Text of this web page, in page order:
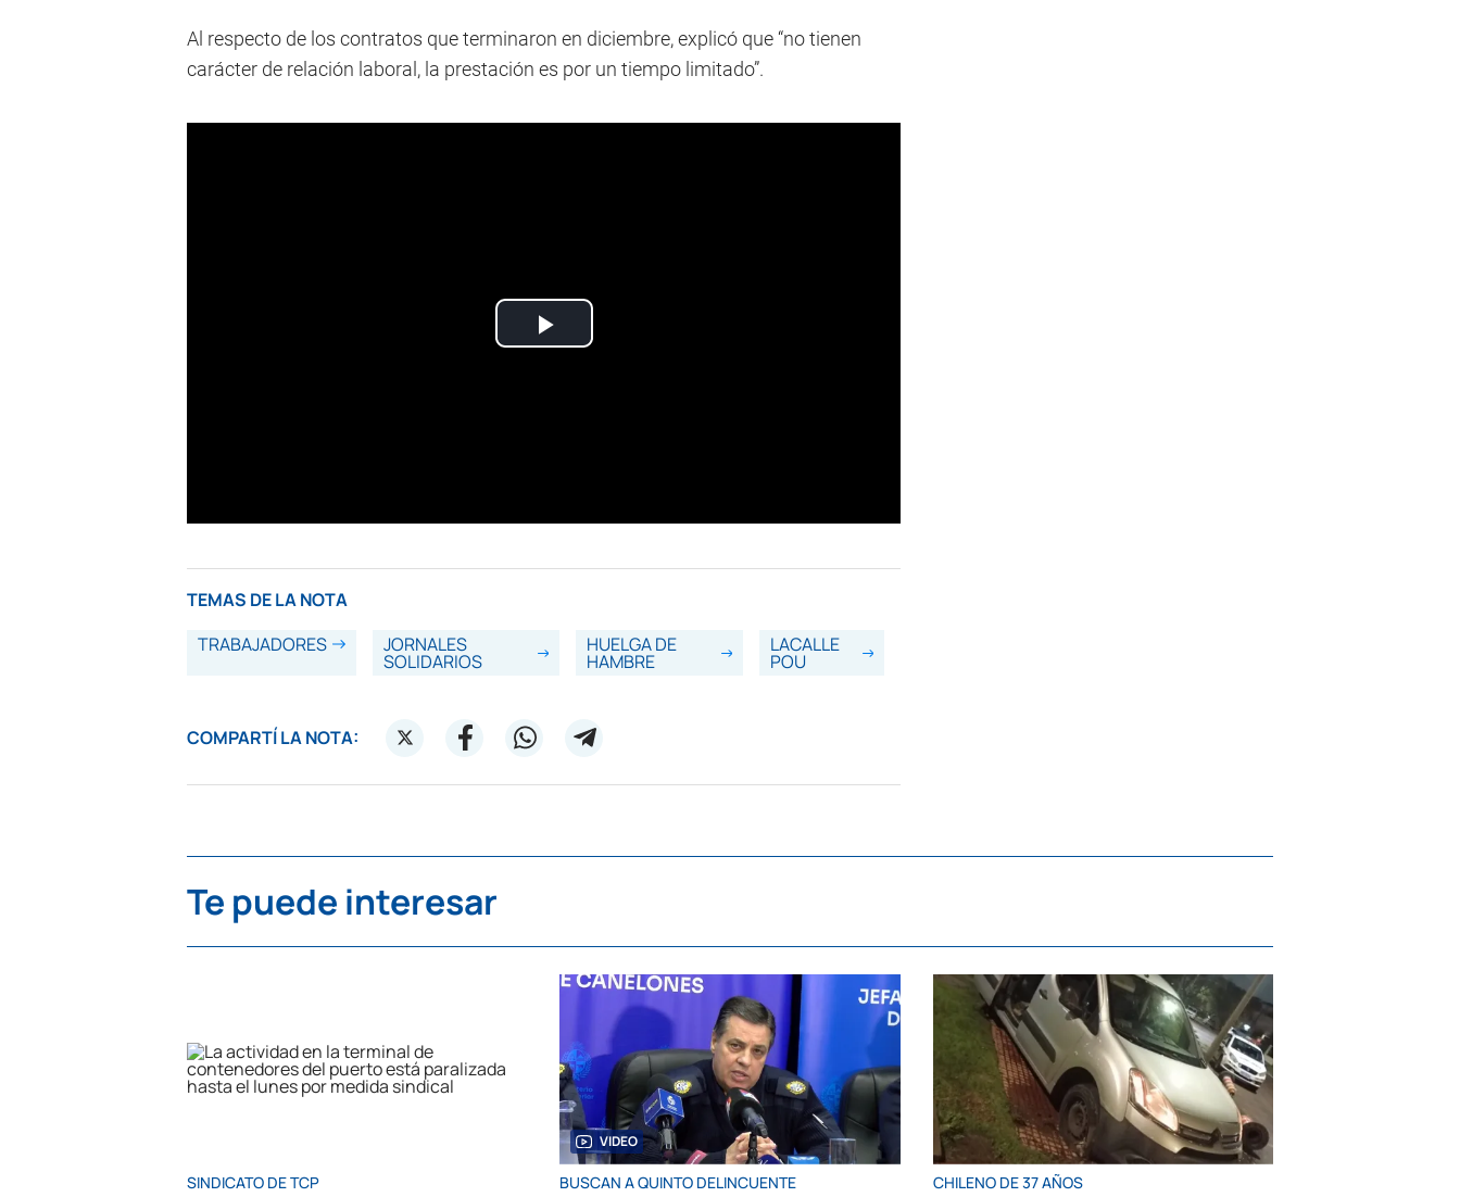
Al respecto de los contratos que terminaron en diciembre, explicó que “no tienen
carácter de relación laboral, la prestación es por un tiempo limitado”.
TEMAS DE LA NOTA
TRABAJADORES
JORNALES
SOLIDARIOS
HUELGA DE
HAMBRE
LACALLE
POU
COMPARTÍ LA NOTA:
Te puede interesar
SINDICATO DE TCP
VIDEO
BUSCAN A QUINTO DELINCUENTE CHILENO DE 37 AÑOS